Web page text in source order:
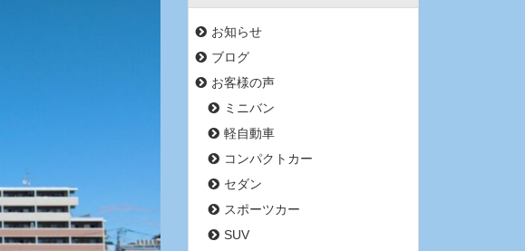
お知らせ
ブログ
お客様の声
ミニバン
軽自動車
コンパクトカー
セダン
スポーツカー
SUV